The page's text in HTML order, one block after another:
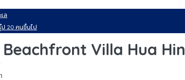
ล
20 คนขึ้นไป
Beachfront Villa Hua Hin